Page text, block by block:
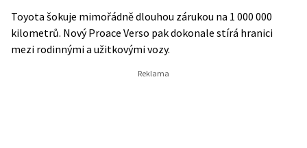
Toyota šokuje mimořádně dlouhou zárukou na 1 000 000
kilometrů. Nový Proace Verso pak dokonale stírá hranici
mezi rodinnými a užitkovými vozy.